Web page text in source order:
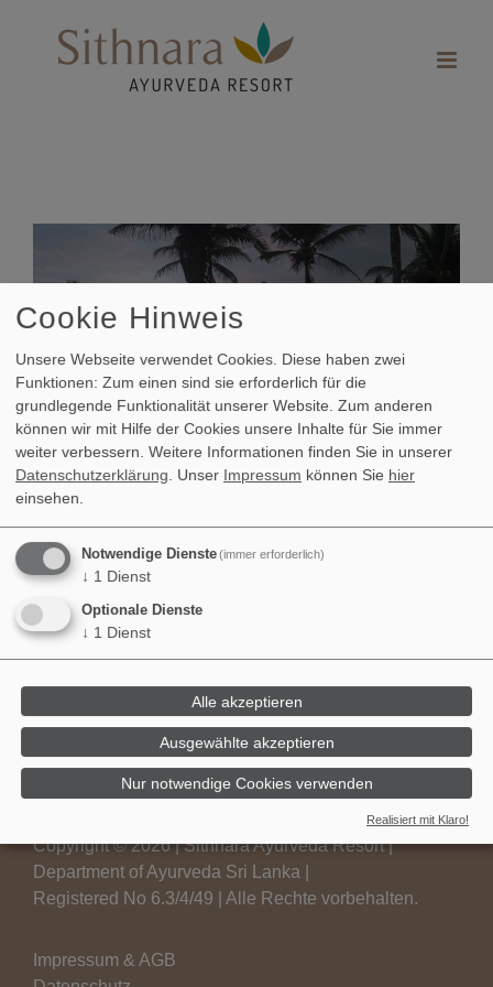
Cookie Hinweis
Unsere Webseite verwendet Cookies. Diese haben zwei
Funktionen: Zum einen sind sie erforderlich für die
grundlegende Funktionalität unserer Website. Zum anderen
können wir mit Hilfe der Cookies unsere Inhalte für Sie immer
weiter verbessern. Weitere Informationen finden Sie in unserer
Datenschutzerklärung. Unser Impressum können Sie hier
einsehen.
Notwendige Dienste(immer erforderlich)
↓ 1 Dienst
Optionale Dienste
↓ 1 Dienst
Nur notwendige Cookies verwenden
Ausgewählte akzeptieren
Alle akzeptieren
Realisiert mit Klaro!
Bild
Copyright © 2026 | Sithnara Ayurveda Resort |
Department of Ayurveda Sri Lanka |
Registered No 6.3/4/49 | Alle Rechte vorbehalten.
Impressum & AGB